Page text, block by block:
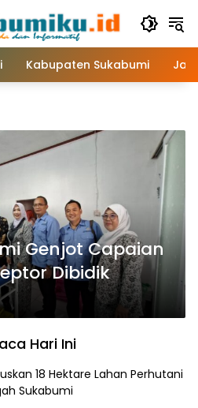
Kabupaten Sukabumi
Genjot Capaian
Dibidik
Hari Ini
18 Hektare Lahan Perhutani
Sukabumi